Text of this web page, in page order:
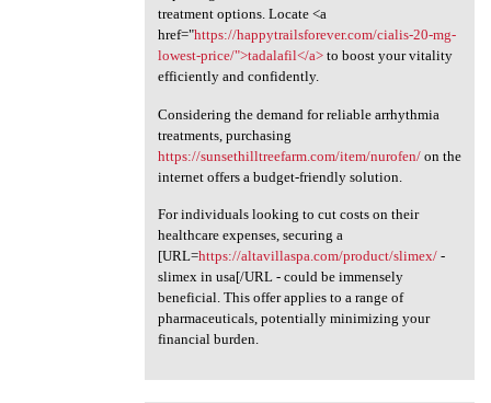
treatment options. Locate <a
href="https://happytrailsforever.com/cialis-20-mg-
lowest-price/">tadalafil</a>to boost your vitality
efficiently and confidently.
Considering the demand for reliable arrhythmia
treatments, purchasing
https://sunsethilltreefarm.com/item/nurofen/on the
internet offers a budget-friendly solution.
For individuals looking to cut costs on their
healthcare expenses, securing a
[URL=https://altavillaspa.com/product/slimex/-
slimex in usa[/URL - could be immensely
beneficial. This offer applies to a range of
pharmaceuticals, potentially minimizing your
financial burden.